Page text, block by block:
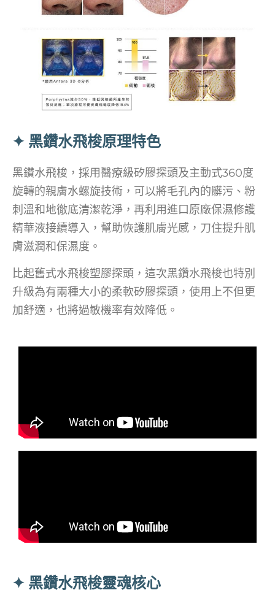
✦ 黑鑽水飛梭原理特色
黑鑽水飛梭，採用醫療級矽膠探頭及主動式360度
旋轉的親膚水螺旋技術，可以將毛孔內的髒污、粉
刺溫和地徹底清潔乾淨，再利用進口原廠保濕修護
精華液接續導入，幫助恢護肌膚光感，刀住提升肌
膚滋潤和保濕度。
比起舊式水飛梭塑膠探頭，這次黑鑽水飛梭也特別
升級為有兩種大小的柔軟矽膠探頭，使用上不但更
加舒適，也將過敏機率有效降低。
✦ 黑鑽水飛梭靈魂核心